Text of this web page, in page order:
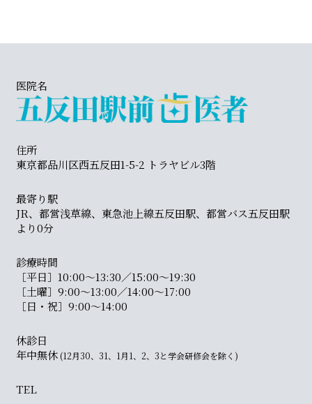
医院名
住所
東京都品川区西五反田1-5-2 トラヤビル3階
最寄り駅
JR、都営浅草線、東急池上線五反田駅、都営バス五反田駅
より0分
診療時間
［平日］10:00〜13:30／15:00〜19:30
［土曜］9:00〜13:00／14:00〜17:00
［日・祝］9:00〜14:00
休診日
年中無休 (12月30、31、1月1、2、3と学会研修会を除く)
TEL